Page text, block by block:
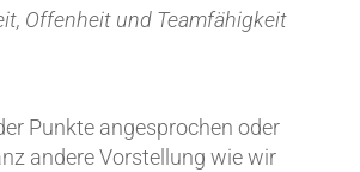
Offenheit und Teamfähigkeit
Punkte angesprochen oder
andere Vorstellung wie wir